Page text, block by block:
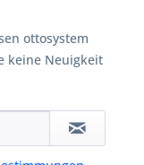
ottosystem
keine Neuigkeit